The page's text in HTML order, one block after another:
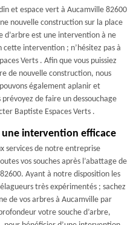
et espace vert à Aucamville 82600
nouvelle construction sur la place
d’arbre est une intervention à ne
intervention ; n’hésitez pas à
Verts . Afin que vous puissiez
de nouvelle construction, nous
également aplanir et
de faire un dessouchage
Baptiste Espaces Verts .
une intervention efficace
services de notre entreprise
vos souches après l’abattage de
Ayant à notre disposition les
très expérimentés ; sachez
de vos arbres à Aucamville par
votre souche d’arbre,